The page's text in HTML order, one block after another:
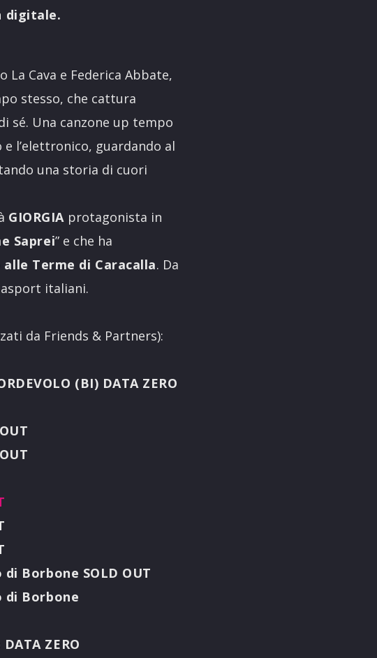
digitale.
Cava e Federica Abbate,
stesso, che cattura
sé. Una canzone up tempo
l’elettronico, guardando al
una storia di cuori
GIORGIAprotagonista in
Saprei” e che ha
Terme di Caracalla. Da
italiani.
da Friends & Partners):
(BI) DATA ZERO
di Borbone SOLD OUT
di Borbone
ZERO